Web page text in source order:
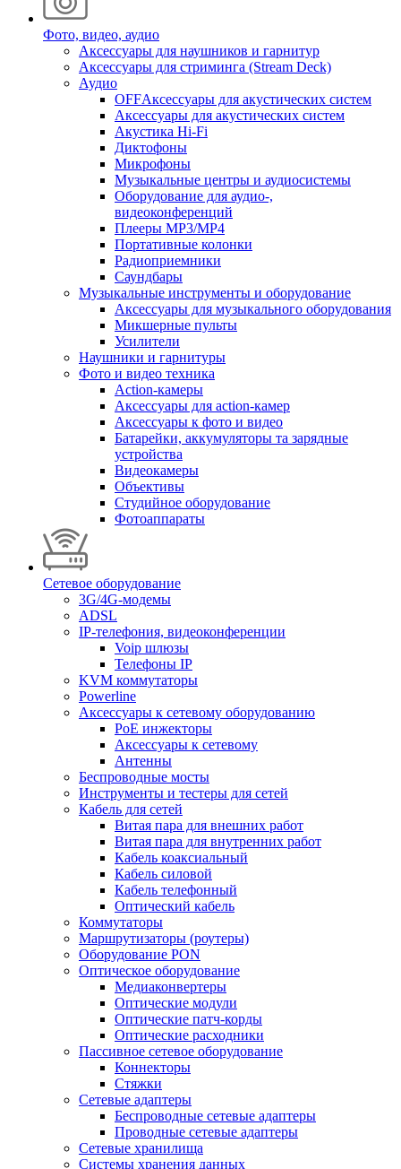
Фото, видео, аудио
Аксессуары для наушников и гарнитур
Аксессуары для стриминга (Stream Deck)
Аудио
OFFАксессуары для акустических систем
Аксессуары для акустических систем
Акустика Hi-Fi
Диктофоны
Микрофоны
Музыкальные центры и аудиосистемы
Оборудование для аудио-,
видеоконференций
Плееры MP3/MP4
Портативные колонки
Радиоприемники
Саундбары
Музыкальные инструменты и оборудование
Аксессуары для музыкального оборудования
Микшерные пульты
Усилители
Наушники и гарнитуры
Фото и видео техника
Action-камеры
Аксессуары для action-камер
Аксессуары к фото и видео
Батарейки, аккумуляторы та зарядные
устройства
Видеокамеры
Объективы
Студийное оборудование
Фотоаппараты
Сетевое оборудование
3G/4G-модемы
ADSL
IP-телефония, видеоконференции
Voip шлюзы
Телефоны IP
KVM коммутаторы
Powerline
Аксессуары к сетевому оборудованию
PoE инжекторы
Аксессуары к сетевому
Антенны
Беспроводные мосты
Инструменты и тестеры для сетей
Кабель для сетей
Витая пара для внешних работ
Витая пара для внутренних работ
Кабель коаксиальный
Кабель силовой
Кабель телефонный
Оптический кабель
Коммутаторы
Маршрутизаторы (роутеры)
Оборудование PON
Оптическое оборудование
Медиаконвертеры
Оптические модули
Оптические патч-корды
Оптические расходники
Пассивное сетевое оборудование
Коннекторы
Стяжки
Сетевые адаптеры
Беспроводные сетевые адаптеры
Проводные сетевые адаптеры
Сетевые хранилища
Системы хранения данных